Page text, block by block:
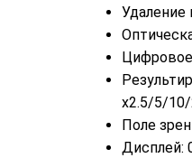
Удаление
x2.5/5/
Поле
Дисплей: